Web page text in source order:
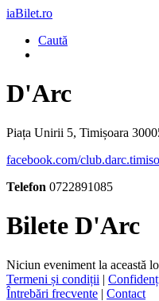
iaBilet.ro
Caută
D'Arc
Piața Unirii 5, Timișoara
facebook.com/
Telefon 0722891085
Bilete D'Arc
Niciun eveniment la această
Termeni și condiții |
Întrebări frecvente | Contact